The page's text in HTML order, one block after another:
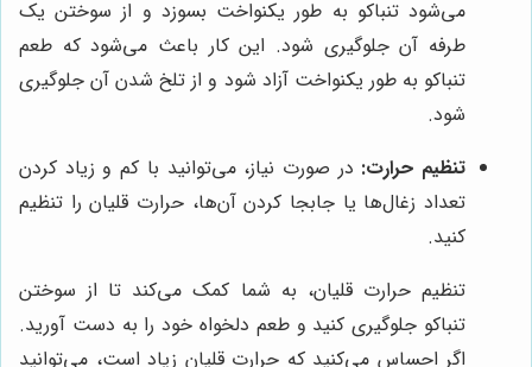
می‌شود تنباکو به طور یکنواخت بسوزد و از سوختن یک
طرفه آن جلوگیری شود. این کار باعث می‌شود که طعم
تنباکو به طور یکنواخت آزاد شود و از تلخ شدن آن جلوگیری
شود.
تنظیم حرارت: در صورت نیاز، می‌توانید با کم و زیاد کردن
تعداد زغال‌ها یا جابجا کردن آن‌ها، حرارت قلیان را تنظیم
کنید.
تنظیم حرارت قلیان، به شما کمک می‌کند تا از سوختن
تنباکو جلوگیری کنید و طعم دلخواه خود را به دست آورید.
اگر احساس می‌کنید که حرارت قلیان زیاد است، می‌توانید